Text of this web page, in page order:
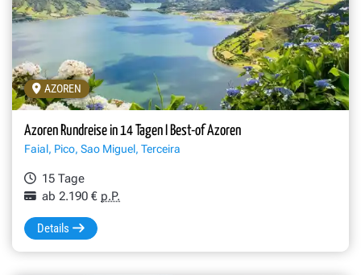
AZOREN
Azoren Rundreise in 14 Tagen I Best-of Azoren
Faial, Pico, Sao Miguel, Terceira
15 Tage
ab 2.190 € p.P.
Details